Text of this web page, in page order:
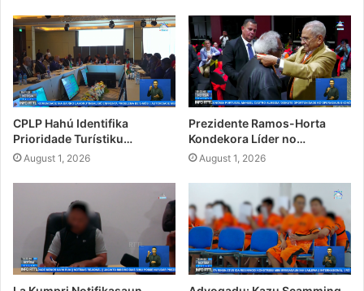
CPLP Hahú Identifika
Prioridade Turístiku…
August 1, 2026
Prezidente Ramos-Horta
Kondekora Líder no…
August 1, 2026